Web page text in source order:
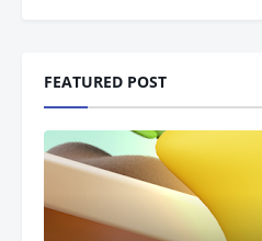
FEATURED POST